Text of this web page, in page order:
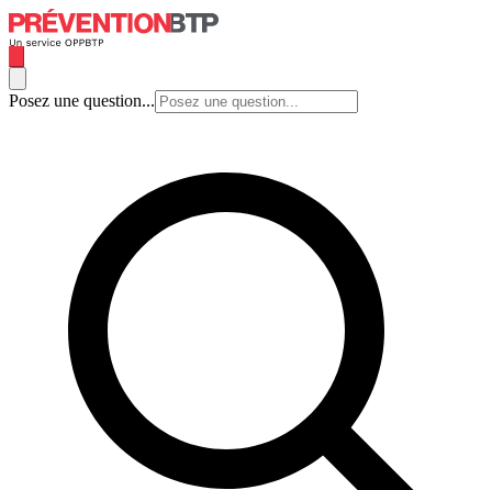
Posez une question...